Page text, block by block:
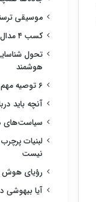
موسیقی
کسب ۴ مدال المپیاد جهانی هوش مصنوعی برای ایران
تحول
هوشمند
۶ توصیه مهم برای والدین پیش از بازگشایی مدارس
آنچه باید
سیاست‌های
لبنیات
نیست
رؤیای هوش
آیا بیهوشی